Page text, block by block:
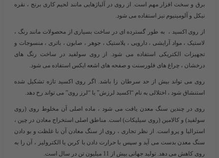
برق و سخت افزار مهم است. از روی در آلیاژهایی مانند لحیم کاری برنج ، نقره
نیکل و آلومینیوم نیز استفاده می شود.
از روی اکسید ، به طور گسترده ای در ساخت بسیاری از محصولات مانند رنگ ،
لاستیک ، مواد آرایشی ، دارویی ، پلاستیک ، جوهر ، صابون ، باتری ، منسوجات و
تجهیزات الکتریکی استفاده می شود. از روی سولفید در ساخت رنگ های
درخشان ، چراغ های فلورسنت و صفحه های اشعه ایکس استفاده می شود.
روی می تواند بیش از حد سرطان زا باشد. اگر روی اکسید تازه تشکیل شده
استنشاق شود ، اختلالی به نام “اکسید لرزش” یا “لرز روی” می تواند رخ دهد.
روی در چندین سنگ معدن یافت می شود ، ماده اصلی آن مخلوط روی (روی
سولفید) و کالامین (روی سیلیکات) است. مناطق اصلی استخراج معادن در چین ،
استرالیا و پرو است. از نظر تجاری ، روی از سنگ معادن آن با غلظت و بو دادن
سنگ معدن بدست می آید و سپس با حرارت دادن با کربن یا الکترولیز ، آن را به
روی کاهش می دهد. تولید جهانی بیش از 11 میلیون تن در سال است.